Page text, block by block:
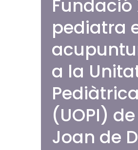
pediatra
a la
(UOPI)
Joan de